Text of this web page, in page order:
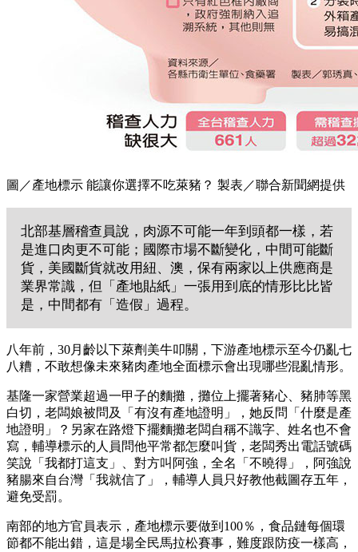
圖／產地標示 能讓你選擇不吃萊豬？ 製表／聯合新聞網提供
北部基層稽查員說，肉源不可能一年到頭都一樣，若
是進口肉更不可能；國際市場不斷變化，中間可能斷
貨，美國斷貨就改用紐、澳，保有兩家以上供應商是
業界常識，但「產地貼紙」一張用到底的情形比比皆
是，中間都有「造假」過程。
八年前，30月齡以下萊劑美牛叩關，下游產地標示至今仍亂七
八糟，不敢想像未來豬肉產地全面標示會出現哪些混亂情形。
基隆一家營業超過一甲子的麵攤，攤位上擺著豬心、豬肺等黑
白切，老闆娘被問及「有沒有產地證明」，她反問「什麼是產
地證明」？另家在路燈下擺麵攤老闆自稱不識字、姓名也不會
寫，輔導標示的人員問他平常都怎麼叫貨，老闆秀出電話號碼
笑說「我都打這支」、對方叫阿強，全名「不曉得」，阿強說
豬腸來自台灣「我就信了」，輔導人員只好教他截圖存五年，
避免受罰。
南部的地方官員表示，產地標示要做到100％，食品鏈每個環
節都不能出錯，這是場全民馬拉松賽事，難度跟防疫一樣高，